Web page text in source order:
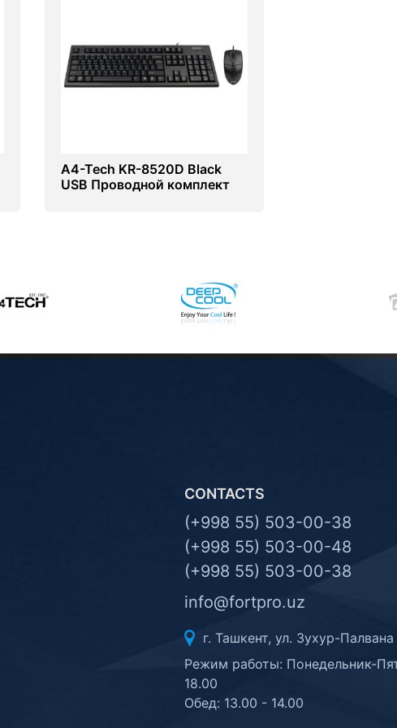
A4-Tech KR-8520D Black
USB Проводной комплект
CONTACTS
(+998 55) 503-00-38
(+998 55) 503-00-48
(+998 55) 503-00-38
info@fortpro.uz
г. Ташкент, ул. Зухур-Палвана
Режим работы: Понедельник-
18.00
Обед: 13.00 - 14.00